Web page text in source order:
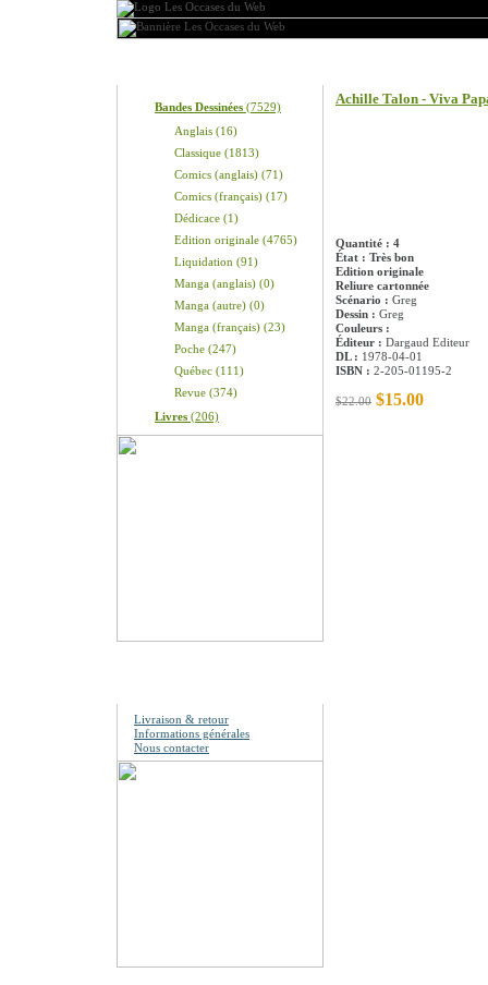
Bandes Dessinées (7529)
Anglais (16)
Classique (1813)
Comics (anglais) (71)
Comics (français) (17)
Dédicace (1)
Edition originale (4765)
Liquidation (91)
Manga (anglais) (0)
Manga (autre) (0)
Manga (français) (23)
Poche (247)
Québec (111)
Revue (374)
Livres (206)
Livraison & retour
Informations générales
Nous contacter
Achille Talon - Viva
Quantité : 4
État : Très bon
Edition originale
Reliure cartonnée
Scénario : Greg
Dessin : Greg
Couleurs :
Éditeur : Dargaud Editeur
DL : 1978-04-01
ISBN : 2-205-01195-2
$22.00 $15.00